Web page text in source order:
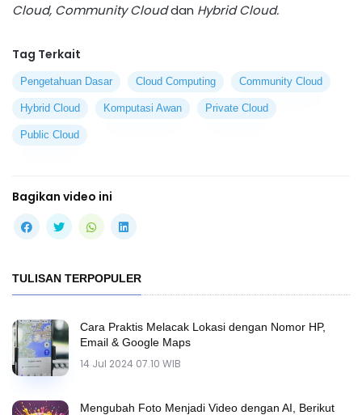
Cloud, Community Clouddan Hybrid Cloud.
Tag Terkait
Pengetahuan Dasar Cloud Computing Community Cloud
Hybrid Cloud Komputasi Awan Private Cloud
Public Cloud
Bagikan video ini
TULISAN TERPOPULER
Cara Praktis Melacak Lokasi dengan Nomor HP,
Email & Google Maps
14 Jul 2024 07.10 WIB
Mengubah Foto Menjadi Video dengan AI, Berikut